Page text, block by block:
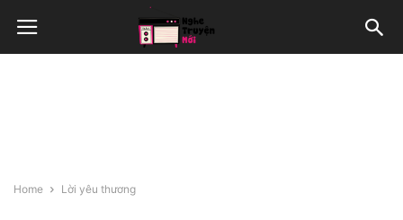
Home Lời yêu thương